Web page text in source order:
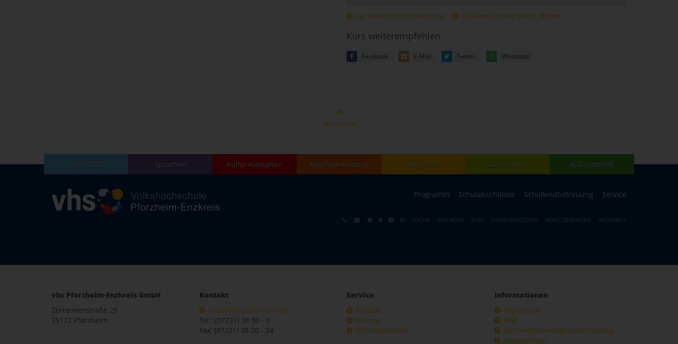
zur Anfahrtsbeschreibung Großansicht der Karte öffnen
Kurs weiterempfehlen
Facebook E-Mail Twitter Whatsapp
NACH OBEN
Beruf/EDV Sprachen Kultur/Gestalten Allgemeinbildung junge vhs Gesundheit Außenstellen
Programm Schulabschlüsse Schulkindbetreuung Service
SUCHE VHS-TEAM JOBS ÖFFNUNGSZEITEN BENUTZERPROFIL WIDERRUF
vhs Pforzheim-Enzkreis GmbH
Zerrennerstraße 29
75172 Pforzheim
Kontakt
info@vhs-pforzheim.de
Tel.: (07231) 38 00 - 0
Fax: (07231) 38 00 - 34
Service
Anfahrt
Räume
Öffnungszeiten
Informationen
Impressum
AGB
Barrierefreiheitsgesetzerklärung
Datenschutz